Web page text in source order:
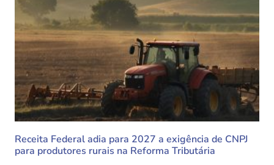
Receita Federal adia para 2027 a exigência de CNPJ
para produtores rurais na Reforma Tributária